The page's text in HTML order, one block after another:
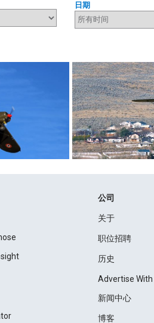
日期
公司
关于
职位招聘
历史
Advertise With
新闻中心
博客